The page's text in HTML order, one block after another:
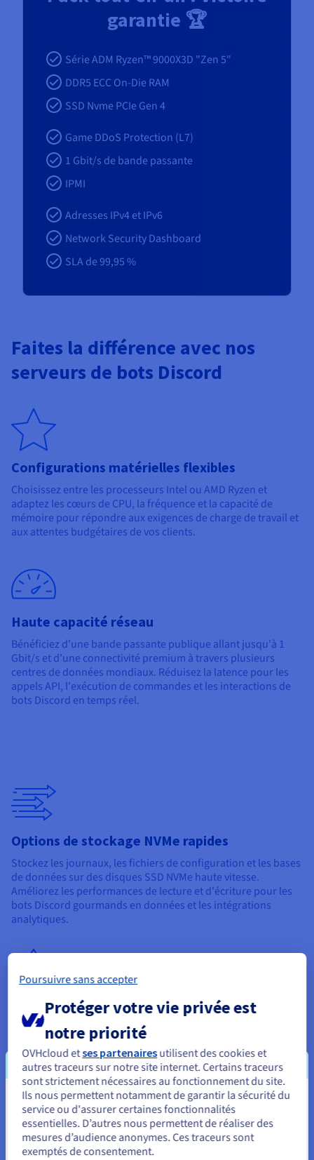
garantie 🏆
Série ADM Ryzen™ 9000X3D "Zen 5"
DDR5 ECC On-Die RAM
SSD Nvme PCIe Gen 4
Game DDoS Protection (L7)
1 Gbit/s de bande passante
IPMI
Adresses IPv4 et IPv6
Network Security Dashboard
SLA de 99,95 %
Faites la différence avec nos
serveurs de bots Discord
Haute capacité réseau
Bénéficiez d'une bande passante publique allant jusqu'à 1
Gbit/s et d'une connectivité premium à travers plusieurs
centres de données mondiaux. Réduisez la latence pour les
appels API, l'exécution de commandes et les interactions de
bots Discord en temps réel.
Configurations matérielles flexibles
Choisissez entre les processeurs Intel ou AMD Ryzen et
adaptez les cœurs de CPU, la fréquence et la capacité de
mémoire pour répondre aux exigences de charge de travail et
aux attentes budgétaires de vos clients.
Disponibilité garantie par SLA
Comptez sur une infrastructure conçue pour une haute
disponibilité avec un SLA de 99,90 %. Offrez des services
d'hébergement de serveurs de bots Discord professionnels
avec des engagements de disponibilité clairs pour vos
contrats de revendeur.
Options de stockage NVMe rapides
Stockez les journaux, les fichiers de configuration et les bases
de données sur des disques SSD NVMe haute vitesse.
Améliorez les performances de lecture et d'écriture pour les
bots Discord gourmands en données et les intégrations
analytiques.
Vous semblez être localisé en États-
Unis.
Pour commander, rendez-vous sur le site de votre pays (États-
Poursuivre sans accepter
Protéger votre vie privée est
notre priorité
OVHcloud etses partenairesutilisent des cookies et
autres traceurs sur notre site internet. Certains traceurs
sont strictement nécessaires au fonctionnement du site.
Ils nous permettent notamment de garantir la sécurité du
service ou d'assurer certaines fonctionnalités
essentielles. D’autres nous permettent de réaliser des
mesures d’audience anonymes. Ces traceurs sont
exemptés de consentement.